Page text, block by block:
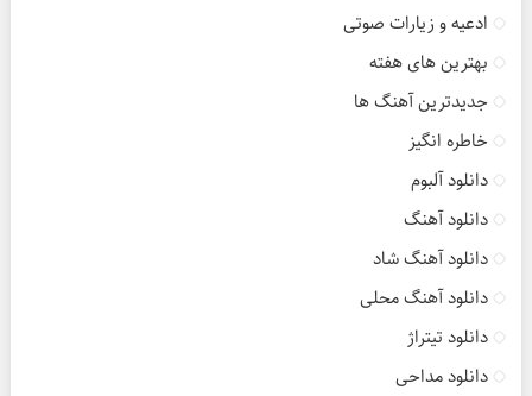
ادعیه و زیارات صوتی
بهترین های هفته
جدیدترین آهنگ ها
خاطره انگیز
دانلود آلبوم
دانلود آهنگ
دانلود آهنگ شاد
دانلود آهنگ محلی
دانلود تیتراژ
دانلود مداحی